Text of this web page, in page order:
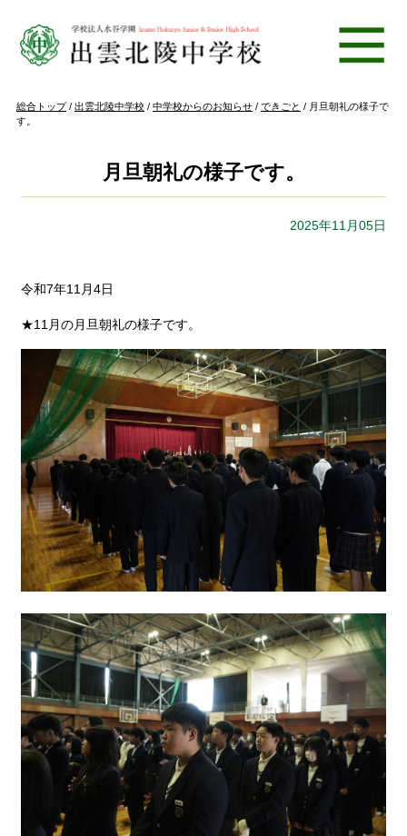
現
在
総合トップ/ 出雲北陵中学校 / 中学校からのお知らせ / できごと / 月旦朝礼の様子で
す。
月旦朝礼の様子です。
2025年11月05日
令和7年11月4日
★11月の月旦朝礼の様子です。